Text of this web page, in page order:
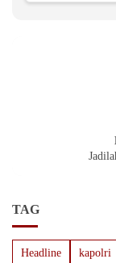
TAG
Headline kapolri